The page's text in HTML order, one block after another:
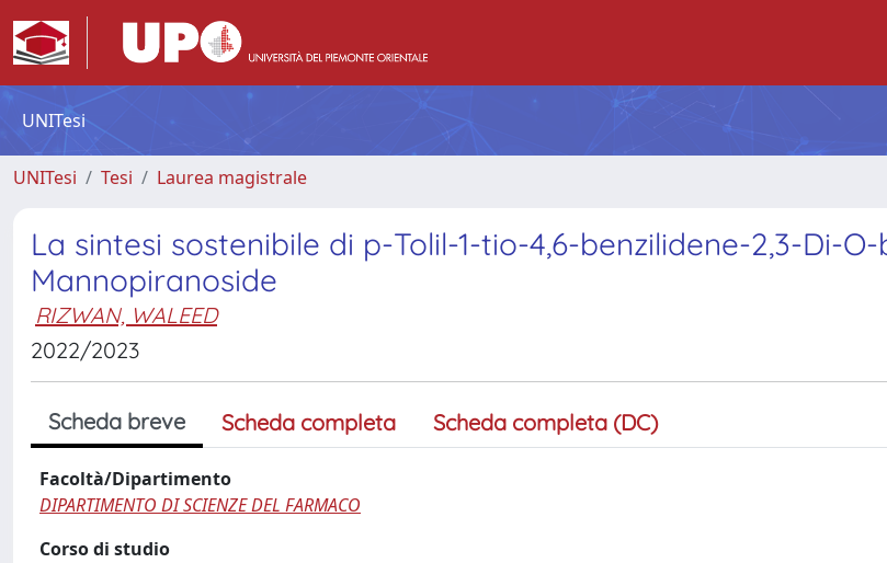
UNITesi
UNITesi Tesi Laurea magistrale
La sintesi sostenibile di p-Tolil-1-tio-4,6-benzilidene-2,3-Di-
Mannopiranoside
RIZWAN, WALEED
2022/2023
Scheda breve Scheda completa Scheda completa (DC)
Facoltà/Dipartimento
DIPARTIMENTO DI SCIENZE DEL FARMACO
Corso di studio